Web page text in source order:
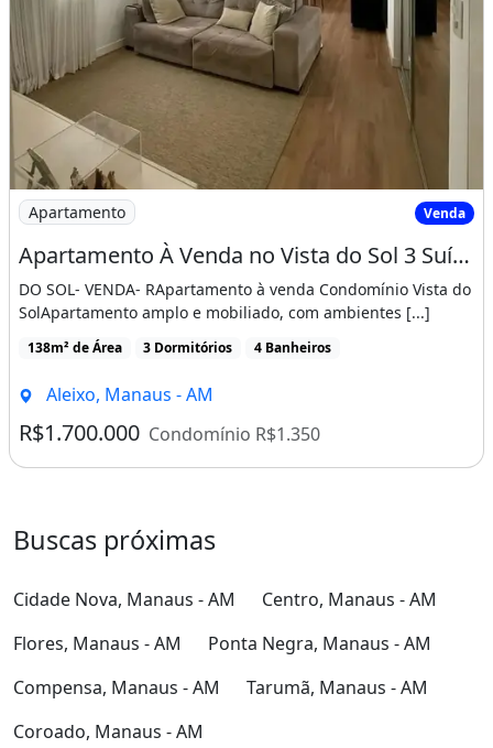
Imagem: Apartamento À Venda no Vista do Sol 3 Suítes
Apartamento Venda
Apartamento À Venda no Vista do Sol 3 Suítes, Mobiliado, 2 Vagas na Morada Do
DO SOL- VENDA- RApartamento à venda Condomínio Vista do
SolApartamento amplo e mobiliado, com ambientes [...]
138m² de Área 3 Dormitórios 4 Banheiros
Aleixo, Manaus - AM
R$1.700.000 Condomínio R$1.350
Buscas próximas
Cidade Nova, Manaus - AM
Centro, Manaus - AM
Flores, Manaus - AM
Ponta Negra, Manaus - AM
Compensa, Manaus - AM
Tarumã, Manaus - AM
Coroado, Manaus - AM